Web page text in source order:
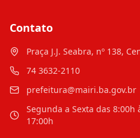
Contato
Praça J.J. Seabra, nº 138,
74 3632-2110
prefeitura@mairi.ba.gov.br
Segunda a Sexta das 8:00h
17:00h